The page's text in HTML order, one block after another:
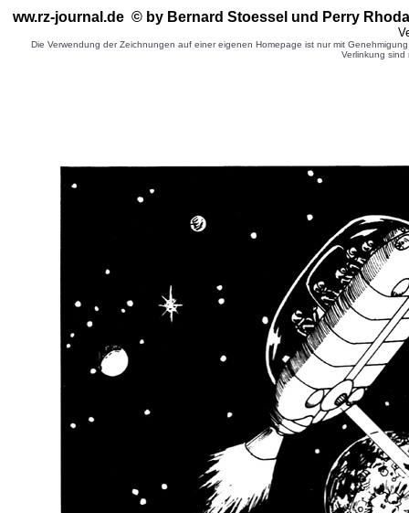
ww.rz-journal.de © by Bernard Stoessel und Perry
Die Verwendung der Zeichnungen auf einer eigenen Homepage ist nur mit
Verlinkung sind